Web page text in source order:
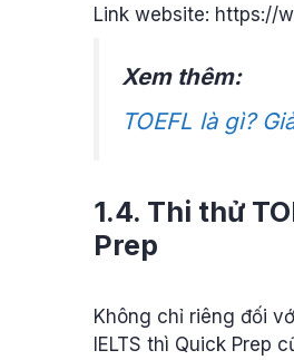
Link website: https://
Xem thêm:
TOEFL là gì?
1.4. Thi thử
Prep
Không chỉ riêng đối
IELTS thì Quick